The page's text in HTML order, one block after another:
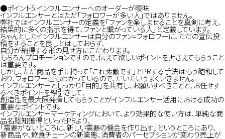
●ポイント5:インフルエンサーへのオーダーが曖昧
インフルエンサーとはただ「フォロワーが多い人」ではありません。
弊社ではインフルエンサーの定義を「ファンを楽しませることを真剣に考え、
結果的に多くの指示を得て、ファンと繋がっている人」と定義しています。
ちゃんとしたインフルエンサーは自分のファン=フォロワーに、ただの宣伝投
稿をすることを良しとはしておらず、
自分が納得する形の見せ方にこだわります。
もちろんプロモーションですので、伝えて欲しいポイントを押さえてもらうこと
は重要です。
しかし、ただ商品を手に持って「これ素敵です」とPRする手法はもう飽和して
おり、フォロワー達もわかっているので、だいたいうまくいきません。
インフルエンサーとしっかり「目的」を共有し、お願いすべきことと、お任せす
るべきポイントを線引きして、
創造性を最大限発揮してもらうことがインフルエンサー活用における成功の
重要なポイントです。
インフルエンサーマーケティングにおいて、より効果的な使い方は、単純な商
品名認知獲得といったPRより、
「需要がないところに、新しい需要の機会を作り出す」というところにあり、
新商品や、飲食チェーンの新業態、消費者のパーセプションが変わり売上が